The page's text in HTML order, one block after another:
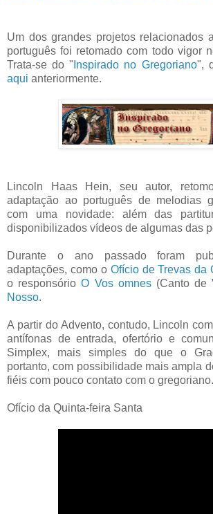
Um dos grandes projetos relacionados
português foi retomado com todo vigor
Trata-se do " Inspirado no Gregoriano",
aqui anteriormente.
Lincoln Haas Hein, seu autor,
adaptação ao português de melodias
com uma novidade: além das
disponibilizados vídeos de algumas das
Durante o ano passado foram
adaptações, como o Ofício de Trevas da
o responsórioO Vos omnes(Canto de
Nosso.
A partir do Advento, contudo, Lincoln
antífonas de entrada, ofertório e
Simplex, mais simples do que o
portanto, com possibilidade mais ampla
fiéis com pouco contato com o gregoriano.
Ofício da Quinta-feira Santa